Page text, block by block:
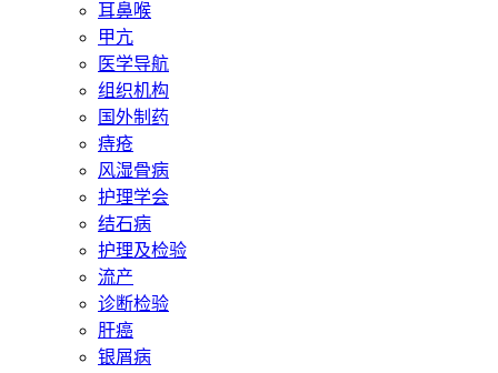
耳鼻喉
甲亢
医学导航
组织机构
国外制药
痔疮
风湿骨病
护理学会
结石病
护理及检验
流产
诊断检验
肝癌
银屑病